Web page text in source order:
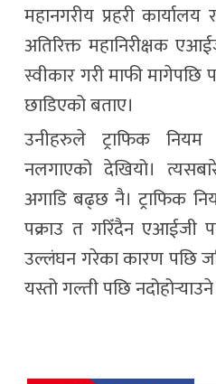
महानगरीय प्रहरी कार्यालय
अतिरिक्त महानिरीक्षक
स्वीकार गरी माफी
छाडिएको बताए।
उनीहरुले ट्राफिक
नलगाएको देखियो।
अगाडि बढ्छ नै। ट्राफिक
पक्राउ त गरिँदैन एआईजी
उल्ल‌ंघन गरेका कारण पछि
यस्तो गल्ती पछि